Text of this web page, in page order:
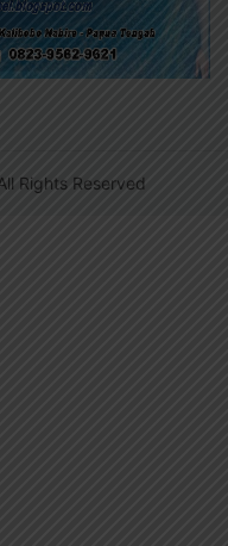
Rights Reserved